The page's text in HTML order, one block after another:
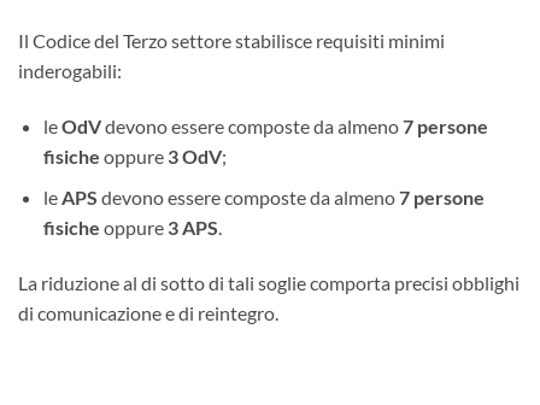
Il Codice del Terzo settore stabilisce requisiti minimi
inderogabili:
leOdVdevono essere composte da almeno7 persone
fisiche oppure 3 OdV;
leAPS devono essere composte da almeno7 persone
fisiche oppure 3 APS.
La riduzione al di sotto di tali soglie comporta precisi obblighi
di comunicazione e di reintegro.